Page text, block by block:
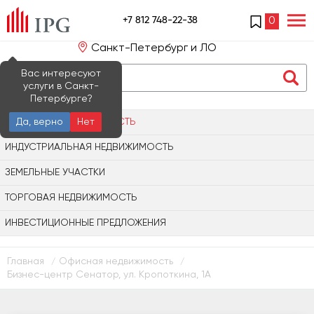
+7 812 748-22-38 0
Санкт-Петербург и ЛО
Вас интересуют
услуги в Санкт-
Петербурге?
Да, верно Нет
ОФИСНАЯ НЕДВИЖИМОСТЬ
ИНДУСТРИАЛЬНАЯ НЕДВИЖИМОСТЬ
ЗЕМЕЛЬНЫЕ УЧАСТКИ
ТОРГОВАЯ НЕДВИЖИМОСТЬ
ИНВЕСТИЦИОННЫЕ ПРЕДЛОЖЕНИЯ
Главная / Офисная недвижимость /
Бизнес-центр Сенатор, ул. Кропоткина, 1А